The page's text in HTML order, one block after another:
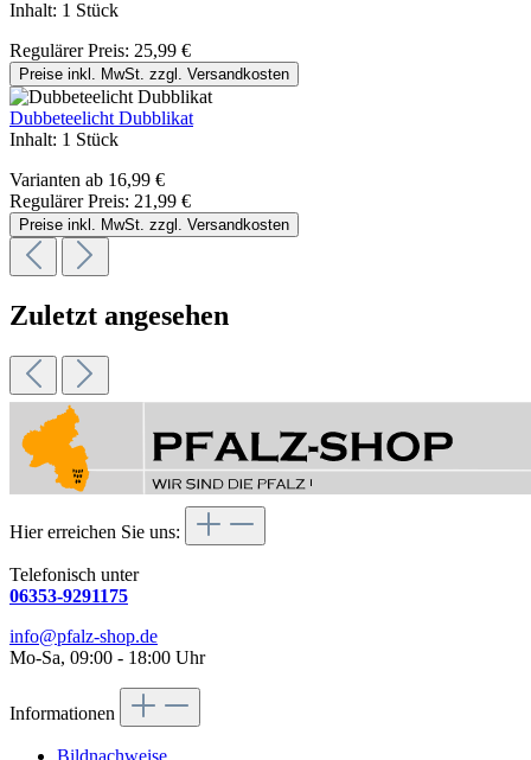
Inhalt: 1 Stück
Regulärer Preis: 25,99 €
Preise inkl. MwSt. zzgl. Versandkosten
Dubbeteelicht Dubblikat
Inhalt: 1 Stück
Varianten ab 16,99 €
Regulärer Preis: 21,99 €
Preise inkl. MwSt. zzgl. Versandkosten
Zuletzt angesehen
Hier erreichen Sie uns:
Telefonisch unter
06353-9291175
info@pfalz-shop.de
Mo-Sa, 09:00 - 18:00 Uhr
Informationen
Bildnachweise